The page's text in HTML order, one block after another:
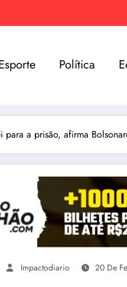
Política
para a prisão, afirma
Impactodiario 20 De